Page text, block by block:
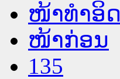
ໜ້າທໍາອິດ
ໜ້າກ່ອນ
135